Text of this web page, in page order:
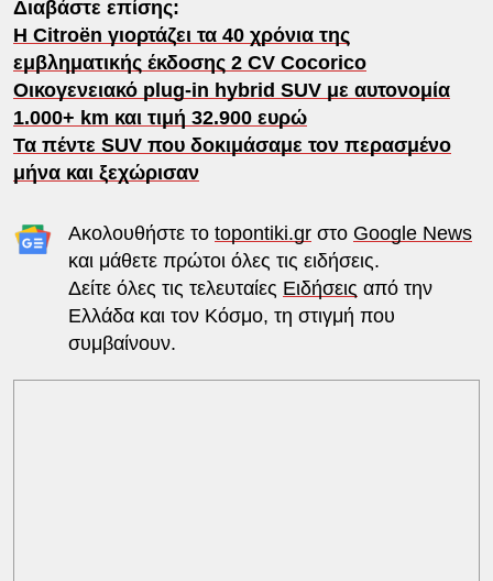
Διαβάστε επίσης:
H Citroën γιορτάζει τα 40 χρόνια της
εμβληματικής έκδοσης 2 CV Cocorico
Οικογενειακό plug-in hybrid SUV με αυτονομία
1.000+ km και τιμή 32.900 ευρώ
Τα πέντε SUV που δοκιμάσαμε τον περασμένο
μήνα και ξεχώρισαν
Ακολουθήστε το topontiki.grστο Google News
και μάθετε πρώτοι όλες τις ειδήσεις.
Δείτε όλες τις τελευταίες Ειδήσεις από την
Ελλάδα και τον Κόσμο, τη στιγμή που
συμβαίνουν.